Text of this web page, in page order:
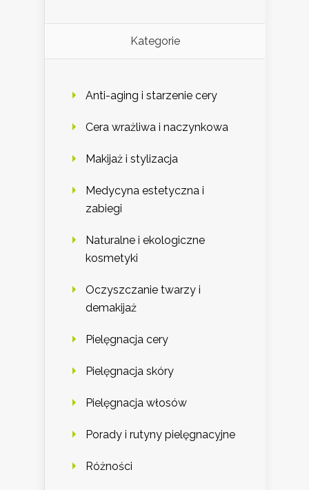
Kategorie
Anti-aging i starzenie cery
Cera wrażliwa i naczynkowa
Makijaż i stylizacja
Medycyna estetyczna i
zabiegi
Naturalne i ekologiczne
kosmetyki
Oczyszczanie twarzy i
demakijaż
Pielęgnacja cery
Pielęgnacja skóry
Pielęgnacja włosów
Porady i rutyny pielęgnacyjne
Różności